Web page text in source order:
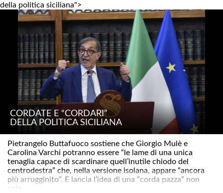
della politica siciliana">
CORDATE E “CORDARI”
DELLA POLITICA SICILIANA
Pietrangelo Buttafuoco sostiene che Giorgio Mulè e
Carolina Varchi potranno essere “le lame di una unica
tenaglia capace di scardinare quell’inutile chiodo del
centrodestra” che, nella versione isolana, appare “ancora
più arrugginito”. E lancia l’idea di una “corda pazza” non
solo ..